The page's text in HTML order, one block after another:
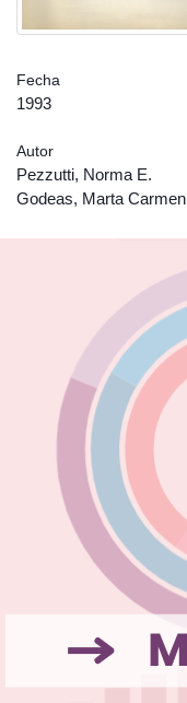
Fecha
1993
Autor
Pezzutti, Norma E.
Godeas, Marta Carmen